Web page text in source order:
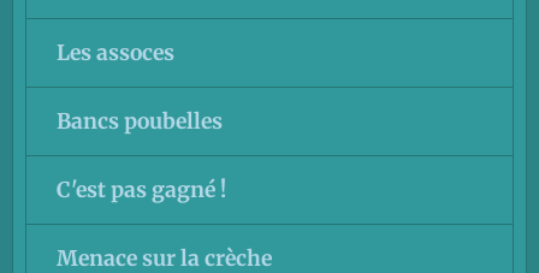
Les assoces
Bancs poubelles
C'est pas gagné !
Menace sur la crèche